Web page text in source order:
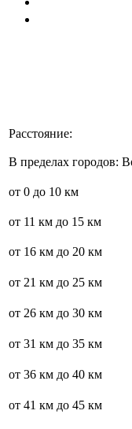
Расстояние:
В пределах городов:
от 0 до 10 км
от 11 км до 15 км
от 16 км до 20 км
от 21 км до 25 км
от 26 км до 30 км
от 31 км до 35 км
от 36 км до 40 км
от 41 км до 45 км